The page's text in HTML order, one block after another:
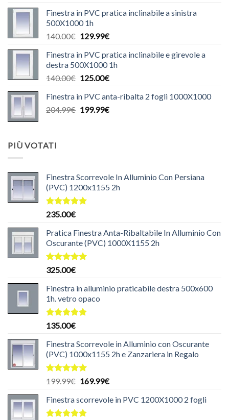
originale
era:
440.00€.
attuale
430.00€.
Finestra in PVC pratica inclinabile a sinistra
500X1000 1h
140.00€ Il
originale
era:
140.00€.
129.99€Il
attuale
è:
129.99€.
Finestra in PVC pratica inclinabile e girevole a
destra 500X1000 1h
140.00€ Il
originale
era:
125.00€Il
attuale
è:
Finestra in PVC anta-ribalta 2 fogli 1000X1000
204.99€ Il
199.99€Il
PIÙ VOTATI
Finestra Scorrevole In Alluminio Con Persiana
(PVC) 1200x1155 2h
Valutato
235.00€
Pratica Finestra Anta-Ribaltabile In Alluminio Con
Oscurante (PVC) 1000X1155 2h
Valutato
325.00€
Finestra in alluminio praticabile destra 500x600
1h. vetro opaco
Valutato
135.00€
Finestra Scorrevole in Alluminio con Oscurante
(PVC) 1000x1155 2h e Zanzariera in Regalo
Valutato
199.99€ Il
originale
era:
169.99€Il
attuale
Finestra scorrevole in PVC 1200X1000 2 fogli